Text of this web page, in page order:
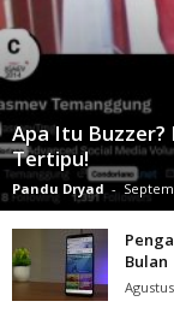
Apa Itu Buzzer?
Tertipu!
Pandu Dryad -
Bulan